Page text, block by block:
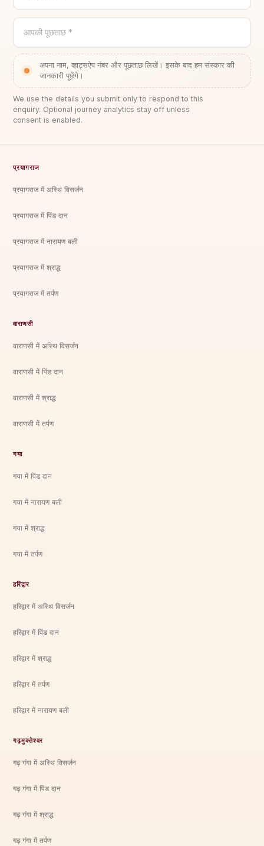
आपकी पूछताछ *
अपना नाम, व्हाट्सऐप नंबर और पूछताछ लिखें। इसके बाद हम संस्कार की
जानकारी पूछेंगे।
We use the details you submit only to respond to this
enquiry. Optional journey analytics stay off unless
consent is enabled.
प्रयागराज
प्रयागराज में अस्थि विसर्जन
प्रयागराज में पिंड दान
प्रयागराज में नारायण बली
प्रयागराज में श्राद्ध
प्रयागराज में तर्पण
वाराणसी
वाराणसी में अस्थि विसर्जन
वाराणसी में पिंड दान
वाराणसी में श्राद्ध
वाराणसी में तर्पण
गया
गया में पिंड दान
गया में नारायण बली
गया में श्राद्ध
गया में तर्पण
हरिद्वार
हरिद्वार में अस्थि विसर्जन
हरिद्वार में पिंड दान
हरिद्वार में श्राद्ध
हरिद्वार में तर्पण
हरिद्वार में नारायण बली
गढ़मुक्तेश्वर
गढ़ गंगा में अस्थि विसर्जन
गढ़ गंगा में पिंड दान
गढ़ गंगा में श्राद्ध
गढ़ गंगा में तर्पण